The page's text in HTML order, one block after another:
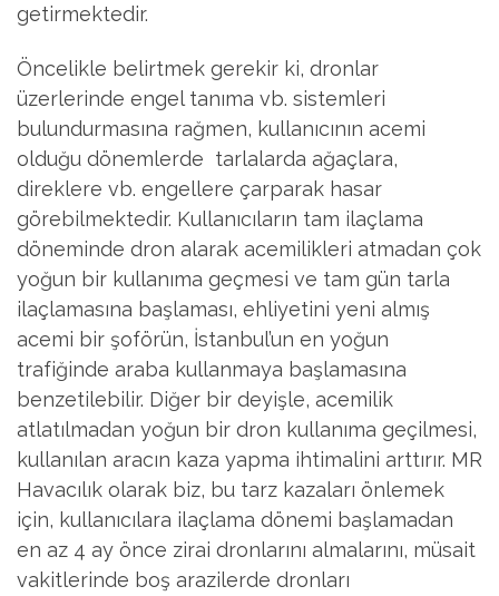
getirmektedir.
Öncelikle belirtmek gerekir ki, dronlar
üzerlerinde engel tanıma vb. sistemleri
bulundurmasına rağmen, kullanıcının acemi
olduğu dönemlerde tarlalarda ağaçlara,
direklere vb. engellere çarparak hasar
görebilmektedir. Kullanıcıların tam ilaçlama
döneminde dron alarak acemilikleri atmadan çok
yoğun bir kullanıma geçmesi ve tam gün tarla
ilaçlamasına başlaması, ehliyetini yeni almış
acemi bir şoförün, İstanbul’un en yoğun
trafiğinde araba kullanmaya başlamasına
benzetilebilir. Diğer bir deyişle, acemilik
atlatılmadan yoğun bir dron kullanıma geçilmesi,
kullanılan aracın kaza yapma ihtimalini arttırır. MR
Havacılık olarak biz, bu tarz kazaları önlemek
için, kullanıcılara ilaçlama dönemi başlamadan
en az 4 ay önce zirai dronlarını almalarını, müsait
vakitlerinde boş arazilerde dronları